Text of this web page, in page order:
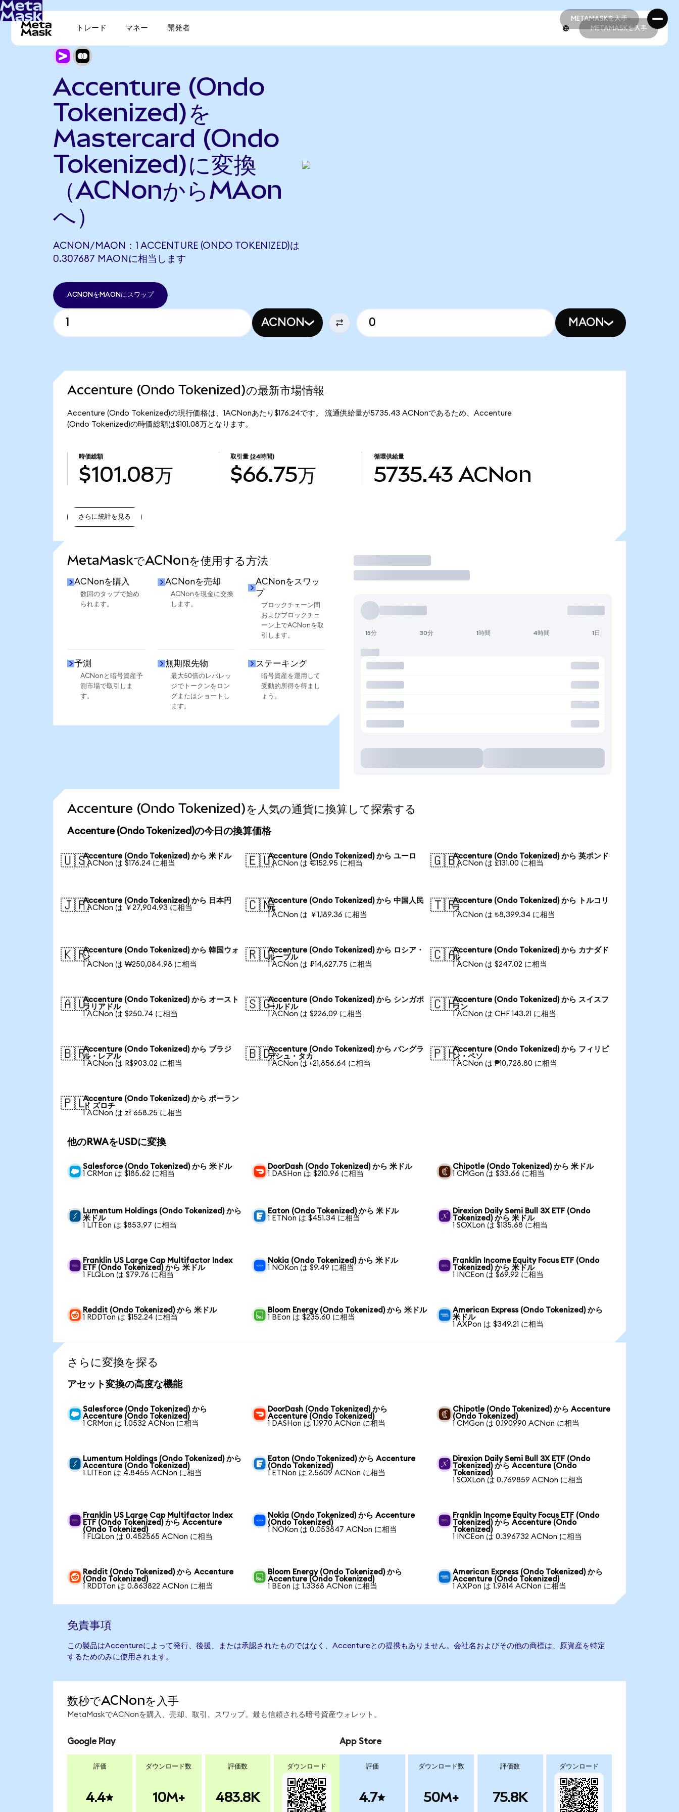
METAMASKを入手
METAMASKを入手
トレード マネー 開発者 METAMASKを入手
Accenture (Ondo
Tokenized)を
Mastercard (Ondo
Tokenized)に変換
（ACNonからMAon
へ）
ACNON/MAON：1 ACCENTURE (ONDO TOKENIZED)は
0.307687 MAONに相当します
ACNONをMAONにスワップ
ACNON MAON
Accenture (Ondo Tokenized)の最新市場情報
Accenture (Ondo Tokenized)の現行価格は、1ACNonあたり$176.24です。 流通供給量が5735.43 ACNonであるため、Accenture
(Ondo Tokenized)の時価総額は$101.08万となります。
時価総額
$101.08万
取引量 (24時間)
$66.75万
循環供給量
5735.43 ACNon
さらに統計を見る
MetaMaskでACNonを使用する方法
ACNonを購入
数回のタップで始め
られます。
ACNonを売却
ACNonを現金に交換
します。
ACNonをスワッ
プ
ブロックチェーン間
およびブロックチェ
ーン上でACNonを取
引します。
予測
ACNonと暗号資産予
測市場で取引しま
す。
無期限先物
最大50倍のレバレッ
ジでトークンをロン
グまたはショートし
ます。
ステーキング
暗号資産を運用して
受動的所得を得まし
ょう。
取引
15分 30分 1時間 4時間 1日
Accenture (Ondo Tokenized)を人気の通貨に換算して探索する
Accenture (Ondo Tokenized)の今日の換算価格
🇺🇸Accenture (Ondo Tokenized) から 米ドル
1 ACNon は $176.24 に相当
🇪🇺Accenture (Ondo Tokenized) から ユーロ
1 ACNon は €152.95 に相当
🇬🇧Accenture (Ondo Tokenized) から 英ポンド
1 ACNon は £131.00 に相当
🇯🇵Accenture (Ondo Tokenized) から 日本円
1 ACNon は ￥27,904.93 に相当
🇨🇳Accenture (Ondo Tokenized) から 中国人民
元
1 ACNon は ￥1,189.36 に相当
🇹🇷Accenture (Ondo Tokenized) から トルコリ
ラ
1 ACNon は ₺8,399.34 に相当
🇰🇷Accenture (Ondo Tokenized) から 韓国ウォ
ン
1 ACNon は ₩250,084.98 に相当
🇷🇺Accenture (Ondo Tokenized) から ロシア・
ルーブル
1 ACNon は ₽14,627.75 に相当
🇨🇦Accenture (Ondo Tokenized) から カナダド
ル
1 ACNon は $247.02 に相当
🇦🇺Accenture (Ondo Tokenized) から オースト
ラリアドル
1 ACNon は $250.74 に相当
🇸🇬Accenture (Ondo Tokenized) から シンガポ
ールドル
1 ACNon は $226.09 に相当
🇨🇭Accenture (Ondo Tokenized) から スイスフ
ラン
1 ACNon は CHF 143.21 に相当
🇧🇷Accenture (Ondo Tokenized) から ブラジ
ル・レアル
1 ACNon は R$903.02 に相当
🇧🇩Accenture (Ondo Tokenized) から バングラ
デシュ・タカ
1 ACNon は ৳21,856.64 に相当
🇵🇭Accenture (Ondo Tokenized) から フィリピ
ン・ペソ
1 ACNon は ₱10,728.80 に相当
🇵🇱Accenture (Ondo Tokenized) から ポーラン
ド ズロチ
1 ACNon は zł 658.25 に相当
他のRWAをUSDに変換
Salesforce (Ondo Tokenized) から 米ドル
1 CRMon は $185.62 に相当
DoorDash (Ondo Tokenized) から 米ドル
1 DASHon は $210.96 に相当
Chipotle (Ondo Tokenized) から 米ドル
1 CMGon は $33.66 に相当
Lumentum Holdings (Ondo Tokenized) から
米ドル
1 LITEon は $853.97 に相当
Eaton (Ondo Tokenized) から 米ドル
1 ETNon は $451.34 に相当
Direxion Daily Semi Bull 3X ETF (Ondo
Tokenized) から 米ドル
1 SOXLon は $135.68 に相当
Franklin US Large Cap Multifactor Index
ETF (Ondo Tokenized) から 米ドル
1 FLQLon は $79.76 に相当
Nokia (Ondo Tokenized) から 米ドル
1 NOKon は $9.49 に相当
Franklin Income Equity Focus ETF (Ondo
Tokenized) から 米ドル
1 INCEon は $69.92 に相当
Reddit (Ondo Tokenized) から 米ドル
1 RDDTon は $152.24 に相当
Bloom Energy (Ondo Tokenized) から 米ドル
1 BEon は $235.60 に相当
American Express (Ondo Tokenized) から
米ドル
1 AXPon は $349.21 に相当
さらに変換を探る
アセット変換の高度な機能
Salesforce (Ondo Tokenized) から
Accenture (Ondo Tokenized)
1 CRMon は 1.0532 ACNon に相当
DoorDash (Ondo Tokenized) から
Accenture (Ondo Tokenized)
1 DASHon は 1.1970 ACNon に相当
Chipotle (Ondo Tokenized) から Accenture
(Ondo Tokenized)
1 CMGon は 0.190990 ACNon に相当
Lumentum Holdings (Ondo Tokenized) から
Accenture (Ondo Tokenized)
1 LITEon は 4.8455 ACNon に相当
Eaton (Ondo Tokenized) から Accenture
(Ondo Tokenized)
1 ETNon は 2.5609 ACNon に相当
Direxion Daily Semi Bull 3X ETF (Ondo
Tokenized) から Accenture (Ondo
Tokenized)
1 SOXLon は 0.769859 ACNon に相当
Franklin US Large Cap Multifactor Index
ETF (Ondo Tokenized) から Accenture
(Ondo Tokenized)
1 FLQLon は 0.452565 ACNon に相当
Nokia (Ondo Tokenized) から Accenture
(Ondo Tokenized)
1 NOKon は 0.053847 ACNon に相当
Franklin Income Equity Focus ETF (Ondo
Tokenized) から Accenture (Ondo
Tokenized)
1 INCEon は 0.396732 ACNon に相当
Reddit (Ondo Tokenized) から Accenture
(Ondo Tokenized)
1 RDDTon は 0.863822 ACNon に相当
Bloom Energy (Ondo Tokenized) から
Accenture (Ondo Tokenized)
1 BEon は 1.3368 ACNon に相当
American Express (Ondo Tokenized) から
Accenture (Ondo Tokenized)
1 AXPon は 1.9814 ACNon に相当
免責事項
この製品はAccentureによって発行、後援、または承認されたものではなく、Accentureとの提携もありません。会社名およびその他の商標は、原資産を特定
するためのみに使用されます。
数秒でACNonを入手
MetaMaskでACNonを購入、売却、取引、スワップ。最も信頼される暗号資産ウォレット。
Google Play
評価
4.4
ダウンロード数
10M+
評価数
483.8K
ダウンロード
App Store
評価
4.7
ダウンロード数
50M+
評価数
75.8K
ダウンロード